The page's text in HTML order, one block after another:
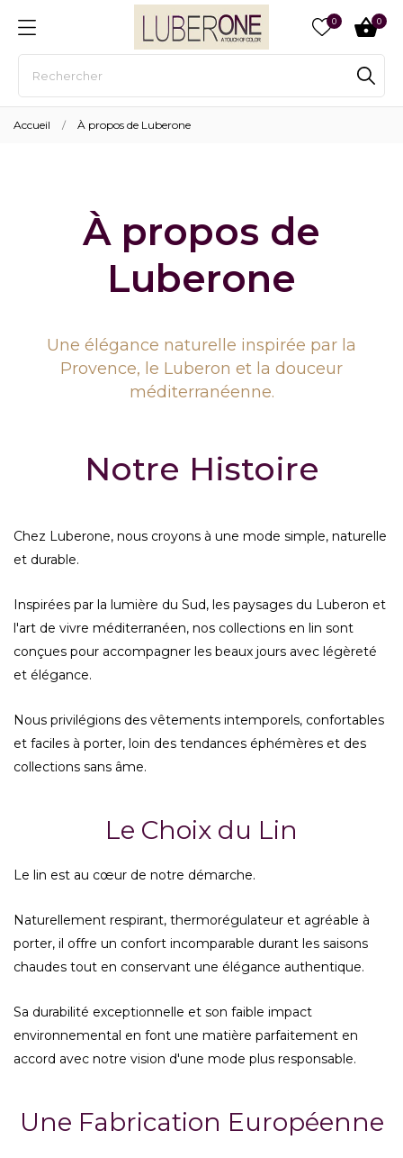
0
0
Accueil À propos de Luberone
À propos de
Luberone
Une élégance naturelle inspirée par la
Provence, le Luberon et la douceur
méditerranéenne.
Notre Histoire
Chez Luberone, nous croyons à une mode simple, naturelle
et durable.
Inspirées par la lumière du Sud, les paysages du Luberon et
l'art de vivre méditerranéen, nos collections en lin sont
conçues pour accompagner les beaux jours avec légèreté
et élégance.
Nous privilégions des vêtements intemporels, confortables
et faciles à porter, loin des tendances éphémères et des
collections sans âme.
Le Choix du Lin
Le lin est au cœur de notre démarche.
Naturellement respirant, thermorégulateur et agréable à
porter, il offre un confort incomparable durant les saisons
chaudes tout en conservant une élégance authentique.
Sa durabilité exceptionnelle et son faible impact
environnemental en font une matière parfaitement en
accord avec notre vision d'une mode plus responsable.
Une Fabrication Européenne